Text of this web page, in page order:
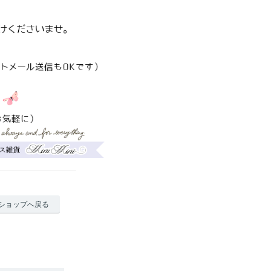
ョップへ戻る